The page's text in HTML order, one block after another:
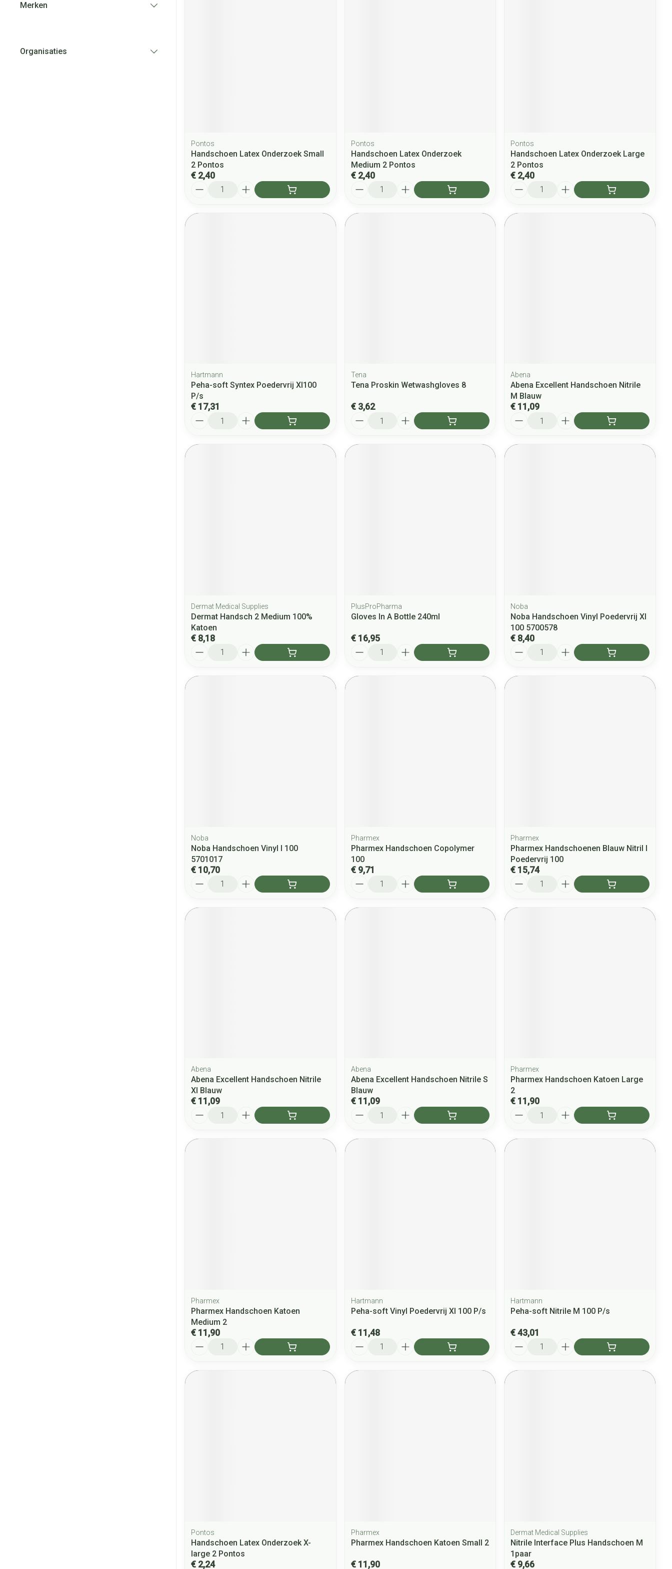
Merken
Organisaties
Pontos
Handschoen Latex Onderzoek Small
2 Pontos
€ 2,40
Pontos
Handschoen Latex Onderzoek
Medium 2 Pontos
€ 2,40
Pontos
Handschoen Latex Onderzoek Large
2 Pontos
€ 2,40
Hartmann
Peha-soft Syntex Poedervrij Xl100
P/s
€ 17,31
Tena
Tena Proskin Wetwashgloves 8
€ 3,62
Abena
Abena Excellent Handschoen Nitrile
M Blauw
€ 11,09
Dermat Medical Supplies
Dermat Handsch 2 Medium 100%
Katoen
€ 8,18
PlusProPharma
Gloves In A Bottle 240ml
€ 16,95
Noba
Noba Handschoen Vinyl Poedervrij Xl
100 5700578
€ 8,40
Noba
Noba Handschoen Vinyl l 100
5701017
€ 10,70
Pharmex
Pharmex Handschoen Copolymer
100
€ 9,71
Pharmex
Pharmex Handschoenen Blauw Nitril l
Poedervrij 100
€ 15,74
Abena
Abena Excellent Handschoen Nitrile
Xl Blauw
€ 11,09
Abena
Abena Excellent Handschoen Nitrile S
Blauw
€ 11,09
Pharmex
Pharmex Handschoen Katoen Large
2
€ 11,90
Pharmex
Pharmex Handschoen Katoen
Medium 2
€ 11,90
Hartmann
Peha-soft Vinyl Poedervrij Xl 100 P/s
€ 11,48
Hartmann
Peha-soft Nitrile M 100 P/s
€ 43,01
Pontos
Handschoen Latex Onderzoek X-
large 2 Pontos
€ 2,24
Pharmex
Pharmex Handschoen Katoen Small 2
€ 11,90
Dermat Medical Supplies
Nitrile Interface Plus Handschoen M
1paar
€ 9,66